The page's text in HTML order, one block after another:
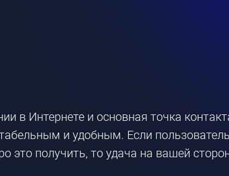
в Интернете и основная точка
и удобным. Если
это получить, то удача на вашей